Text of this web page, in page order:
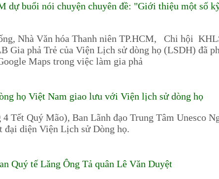
dự buổi nói chuyện chuyên đề: "Giới thiệu một số
Nhà Văn hóa Thanh niên TP.HCM, Chi hội
Gia phả Trẻ của Viện Lịch sử dòng họ (LSDH) đã
Maps trong việc làm gia phả
họ Việt Nam giao lưu với Viện lịch sử dòng họ
Tết Quý Mão), Ban Lãnh đạo Trung Tâm Unesco
đại diện Viện Lịch sử Dòng họ.
Quý tế Lăng Ông Tả quân Lê Văn Duyệt